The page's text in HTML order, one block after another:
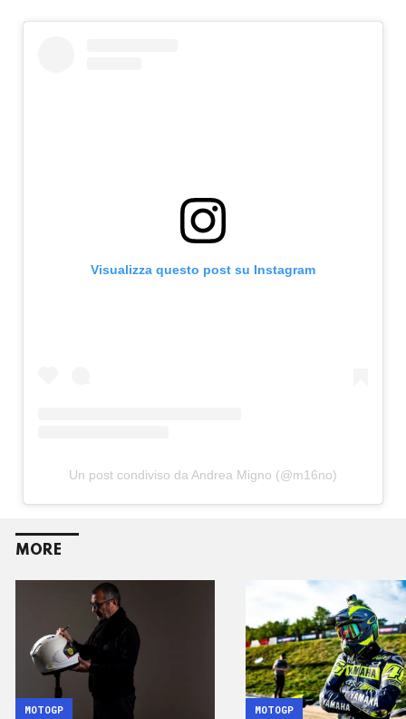
Visualizza questo post su Instagram
Un post condiviso da Andrea Migno (@m16no)
MORE
MOTOGP MOTOGP